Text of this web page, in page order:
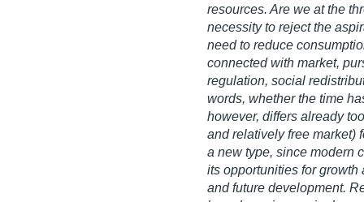
resources. Are we at the
necessity to reject the
need to reduce
connected with market,
regulation, social
words, whether the time
however, differs already
and relatively free market)
a new type, since modern
its opportunities for
and future development.